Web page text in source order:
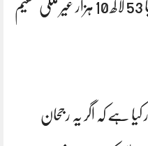
اضافہ ہوا اور اب ملک میں تقریباً 53 لاکھ 10 ہزار غیر ملکی مقیم
کیا ہے کہ اگر یہ رجحان